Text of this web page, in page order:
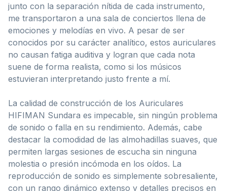
junto con la separación nítida de cada instrumento,
me transportaron a una sala de conciertos llena de
emociones y melodías en vivo. A pesar de ser
conocidos por su carácter analítico, estos auriculares
no causan fatiga auditiva y logran que cada nota
suene de forma realista, como si los músicos
estuvieran interpretando justo frente a mí.
La calidad de construcción de los Auriculares
HIFIMAN Sundara es impecable, sin ningún problema
de sonido o falla en su rendimiento. Además, cabe
destacar la comodidad de las almohadillas suaves, que
permiten largas sesiones de escucha sin ninguna
molestia o presión incómoda en los oídos. La
reproducción de sonido es simplemente sobresaliente,
con un rango dinámico extenso y detalles precisos en